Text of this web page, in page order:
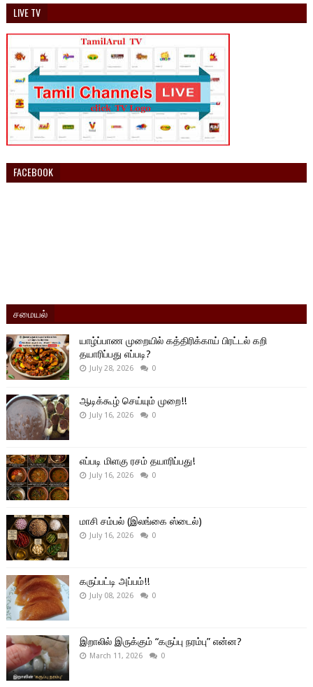
LIVE TV
FACEBOOK
சமையல்
யாழ்ப்பாண முறையில் கத்திரிக்காய் பிரட்டல் கறி
தயாரிப்பது எப்படி?
July 28, 2026 0
ஆடிக்கூழ் செய்யும் முறை!!
July 16, 2026 0
எப்படி மிளகு ரசம் தயாரிப்பது!
July 16, 2026 0
மாசி சம்பல் (இலங்கை ஸ்டைல்)
July 16, 2026 0
கருப்பட்டி அப்பம்!!
July 08, 2026 0
இறாலில் இருக்கும் “கருப்பு நரம்பு” என்ன?
March 11, 2026 0